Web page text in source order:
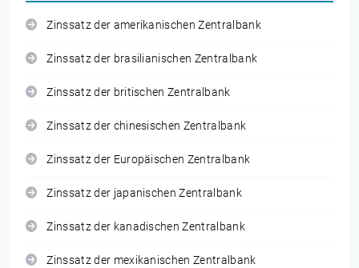
Zinssatz der amerikanischen Zentralbank
Zinssatz der brasilianischen Zentralbank
Zinssatz der britischen Zentralbank
Zinssatz der chinesischen Zentralbank
Zinssatz der Europäischen Zentralbank
Zinssatz der japanischen Zentralbank
Zinssatz der kanadischen Zentralbank
Zinssatz der mexikanischen Zentralbank